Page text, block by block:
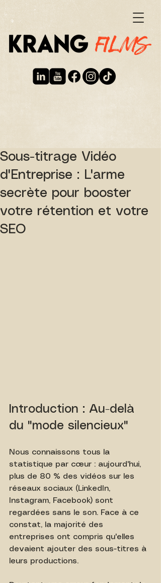
Sous-titrage Vidéo
d'Entreprise : L'arme
secrète pour booster
votre rétention et votre
SEO
Introduction : Au-delà
du "mode silencieux"
Nous connaissons tous la
statistique par cœur : aujourd'hui,
plus de 80 % des vidéos sur les
réseaux sociaux (LinkedIn,
Instagram, Facebook) sont
regardées sans le son. Face à ce
constat, la majorité des
entreprises ont compris qu'elles
devaient ajouter des sous-titres à
leurs productions.